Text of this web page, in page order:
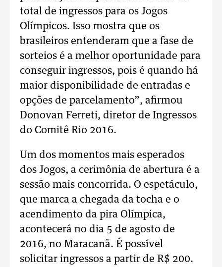
total de ingressos para os Jogos
Olímpicos. Isso mostra que os
brasileiros entenderam que a fase de
sorteios é a melhor oportunidade para
conseguir ingressos, pois é quando há
maior disponibilidade de entradas e
opções de parcelamento”, afirmou
Donovan Ferreti, diretor de Ingressos
do Comitê Rio 2016.
Um dos momentos mais esperados
dos Jogos, a cerimônia de abertura é a
sessão mais concorrida. O espetáculo,
que marca a chegada da tocha e o
acendimento da pira Olímpica,
acontecerá no dia 5 de agosto de
2016, no Maracanã. É possível
solicitar ingressos a partir de R$ 200.